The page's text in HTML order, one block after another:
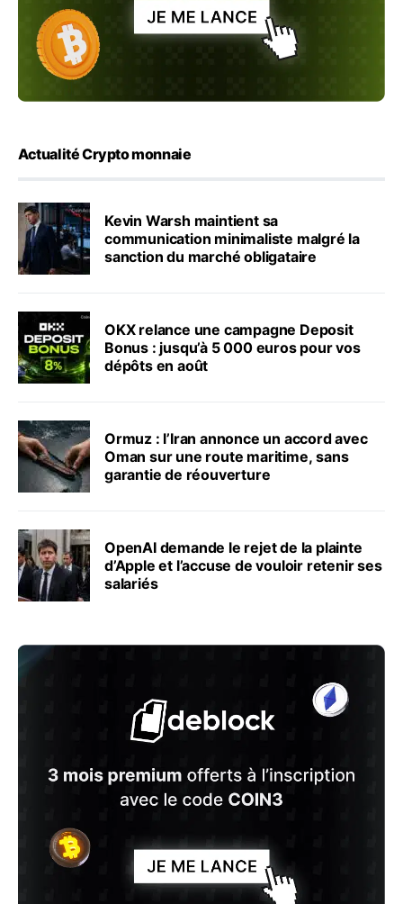
Actualité Crypto monnaie
Kevin Warsh maintient sa
communication minimaliste malgré la
sanction du marché obligataire
OKX relance une campagne Deposit
Bonus : jusqu’à 5 000 euros pour vos
dépôts en août
Ormuz : l’Iran annonce un accord avec
Oman sur une route maritime, sans
garantie de réouverture
OpenAI demande le rejet de la plainte
d’Apple et l’accuse de vouloir retenir ses
salariés